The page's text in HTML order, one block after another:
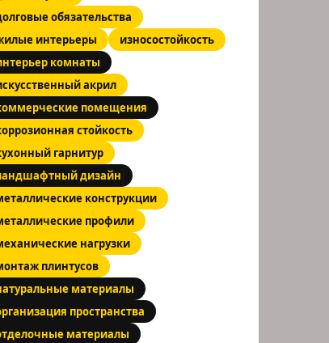
обязательства
интерьеры
износостойкость
комнаты
акрил
помещения
стойкость
гарнитур
дизайн
конструкции
профили
нагрузки
плинтусов
материалы
пространства
материалы